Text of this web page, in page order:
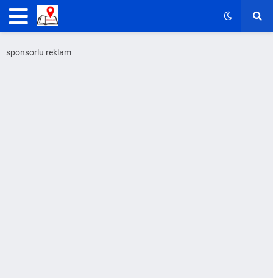
sponsorlu reklam